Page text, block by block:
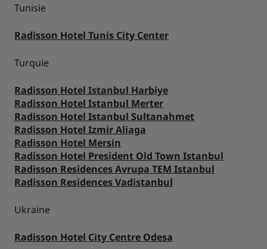
Tunisie
Radisson Hotel Tunis City Center
Turquie
Radisson Hotel Istanbul Harbiye
Radisson Hotel Istanbul Merter
Radisson Hotel Istanbul Sultanahmet
Radisson Hotel Izmir Aliaga
Radisson Hotel Mersin
Radisson Hotel President Old Town Istanbul
Radisson Residences Avrupa TEM Istanbul
Radisson Residences Vadistanbul
Ukraine
Radisson Hotel City Centre Odesa